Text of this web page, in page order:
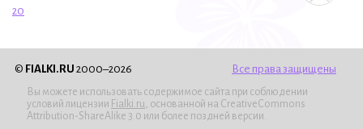
20
© FIALKI.RU 2000–2026 Все права защищены
Вы можете использовать содержимое сайта при соблюдении
условий лицензии Fialki.ru , основанной на CreativeCommons
Attribution-ShareAlike 3.0 или более поздней версии.